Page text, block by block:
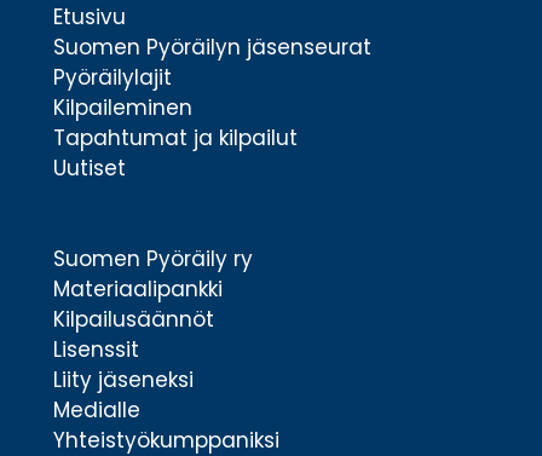
Etusivu
Suomen Pyöräilyn jäsenseurat
Pyöräilylajit
Kilpaileminen
Tapahtumat ja kilpailut
Uutiset
Suomen Pyöräily ry
Materiaalipankki
Kilpailusäännöt
Lisenssit
Liity jäseneksi
Medialle
Yhteistyökumppaniksi